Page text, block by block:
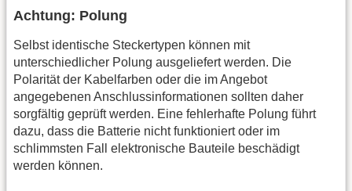
Achtung: Polung
Selbst identische Steckertypen können mit
unterschiedlicher Polung ausgeliefert werden. Die
Polarität der Kabelfarben oder die im Angebot
angegebenen Anschlussinformationen sollten daher
sorgfältig geprüft werden. Eine fehlerhafte Polung führt
dazu, dass die Batterie nicht funktioniert oder im
schlimmsten Fall elektronische Bauteile beschädigt
werden können.